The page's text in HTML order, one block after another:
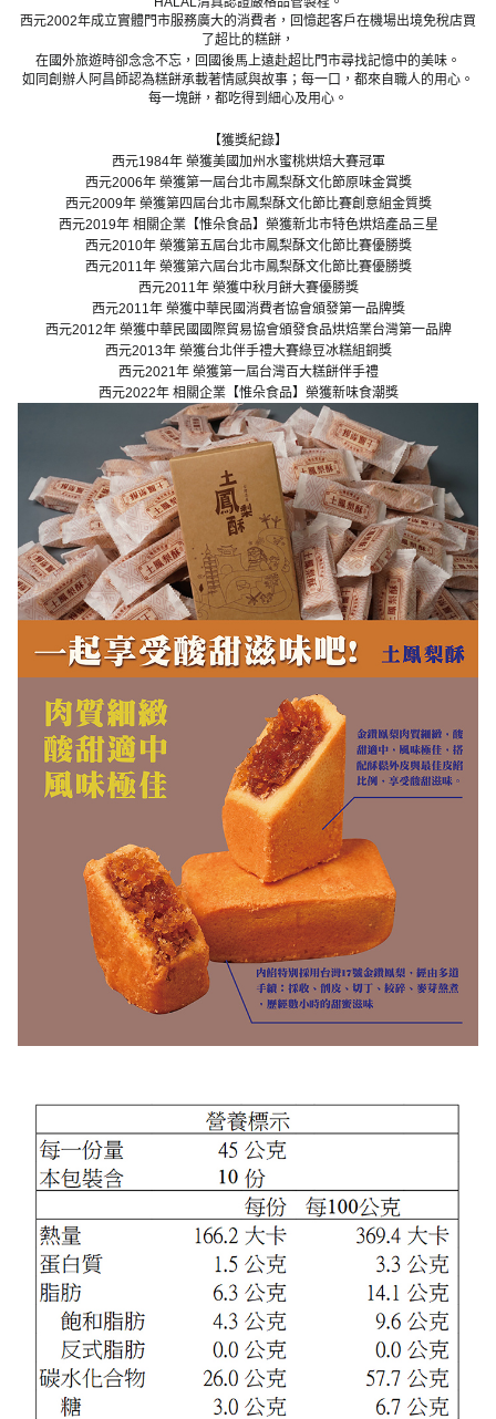
西元2002年成立實體門市服務廣大的消費者，回憶起客戶在機場出境免稅店買
了超比的糕餅，
在國外旅遊時卻念念不忘，回國後馬上遠赴超比門市尋找記憶中的美味。
如同創辦人阿昌師認為糕餅承載著情感與故事；每一口，都來自職人的用心。
每一塊餅，都吃得到細心及用心。
【獲獎紀錄】
西元1984年 榮獲美國加州水蜜桃烘焙大賽冠軍
西元2006年 榮獲第一屆台北市鳳梨酥文化節原味金賞獎
西元2009年 榮獲第四屆台北市鳳梨酥文化節比賽創意組金質獎
西元2019年 相關企業【惟朵食品】榮獲新北市特色烘焙產品三星
西元2010年 榮獲第五屆台北市鳳梨酥文化節比賽優勝獎
西元2011年 榮獲第六屆台北市鳳梨酥文化節比賽優勝獎
西元2011年 榮獲中秋月餅大賽優勝獎
西元2011年 榮獲中華民國消費者協會頒發第一品牌獎
西元2012年 榮獲中華民國國際貿易協會頒發食品烘焙業台灣第一品牌
西元2013年 榮獲台北伴手禮大賽綠豆冰糕組銅獎
西元2021年 榮獲第一屆台灣百大糕餅伴手禮
西元2022年 相關企業【惟朵食品】榮獲新味食潮獎